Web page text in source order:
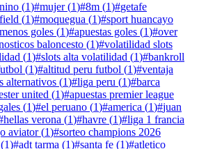
(1)#mujer(1)#8m (1)#getafe
(1)#moquegua (1)#sport huancayo
goles (1)#apuestas goles (1)#over
baloncesto (1)#volatilidad slots
(1)#slots alta volatilidad (1)#bankroll
(1)#altitud peru futbol (1)#ventaja
alternativos (1)#liga peru (1)#barca
united (1)#apuestas premier league
(1)#el peruano (1)#america (1)#juan
hellas verona (1)#havre (1)#liga 1 francia
aviator(1)#sorteo champions 2026
(1)#adt tarma (1)#santa fe (1)#atletico